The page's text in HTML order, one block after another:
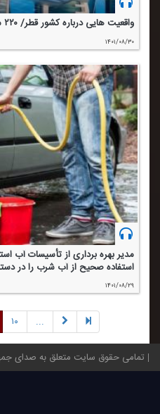
واقعیت هایی درباره كشور قطر/ ۲۲۰ میلیارد دلار هزینه جام جهانی قطر
۱۴۰۱/۰۸/۳۰
مدیر بهره برداری از تأسیسات آب
استفاده صحیح از آب شرب را در
۱۴۰۱/۰۸/۲۹
... ۱۰
تمامی حقوق سایت متعلق به صدای